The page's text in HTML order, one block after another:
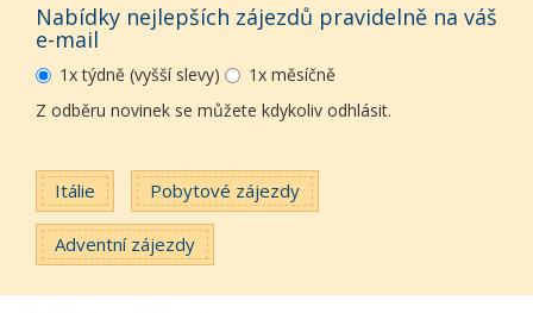
Nabídky nejlepších zájezdů pravidelně na váš
e-mail
1x týdně (vyšší slevy)
1x měsíčně
Z odběru novinek se můžete kdykoliv odhlásit.
Itálie Pobytové zájezdy
Adventní zájezdy